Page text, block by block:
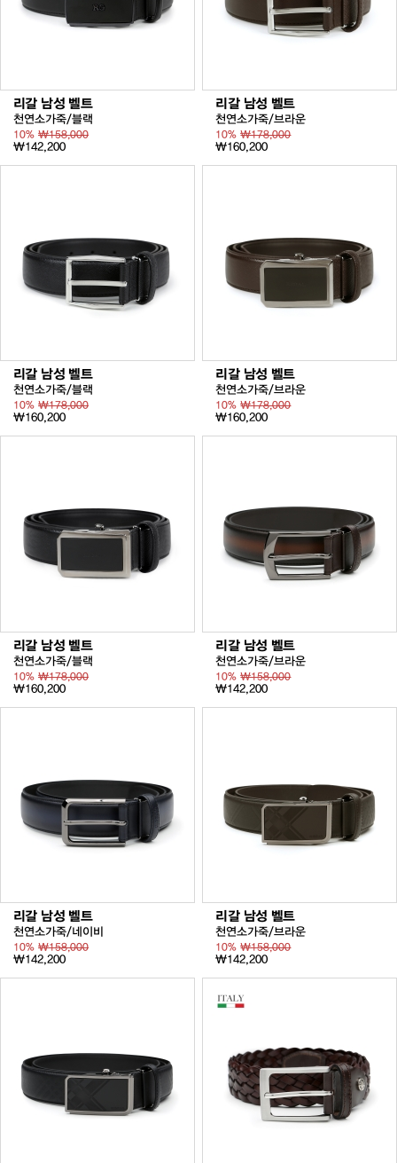
리갈 남성 벨트
천연소가죽/블랙
10% ₩158,000
₩142,200
리갈 남성 벨트
천연소가죽/브라운
10%₩178,000
₩160,200
리갈 남성 벨트
천연소가죽/블랙
10% ₩178,000
₩160,200
리갈 남성 벨트
천연소가죽/브라운
10%₩178,000
₩160,200
리갈 남성 벨트
천연소가죽/블랙
10% ₩178,000
₩160,200
리갈 남성 벨트
천연소가죽/브라운
10%₩158,000
₩142,200
리갈 남성 벨트
천연소가죽/네이비
10% ₩158,000
₩142,200
리갈 남성 벨트
천연소가죽/브라운
10%₩158,000
₩142,200